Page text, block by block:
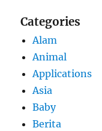
Categories
Alam
Animal
Applications
Asia
Baby
Berita